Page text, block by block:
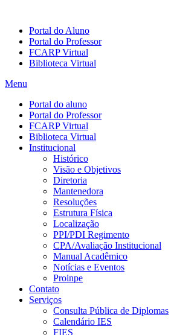
Portal do Aluno
Portal do Professor
FCARP Virtual
Biblioteca Virtual
Menu
Portal do aluno
Portal do Professor
FCARP Virtual
Biblioteca Virtual
Institucional
Histórico
Visão e Objetivos
Diretoria
Mantenedora
Resoluções
Estrutura Física
Localização
PPI/PDI Regimento
CPA/Avaliação Institucional
Manual Acadêmico
Notícias e Eventos
Proinpe
Contato
Serviços
Consulta Pública de Diplomas
Calendário IES
FIES